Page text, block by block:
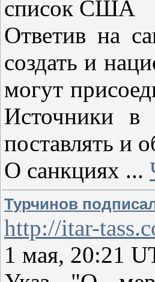
список США
Ответив на
создать и
могут
Источники в
поставлять и
О санкциях ...
Турчинов
http://itar-
1 мая, 20:21